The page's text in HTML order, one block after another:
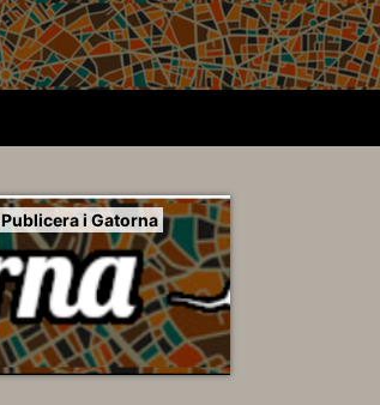
Publicera i Gatorna